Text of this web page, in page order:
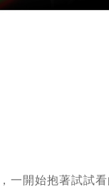
一開始抱著試試